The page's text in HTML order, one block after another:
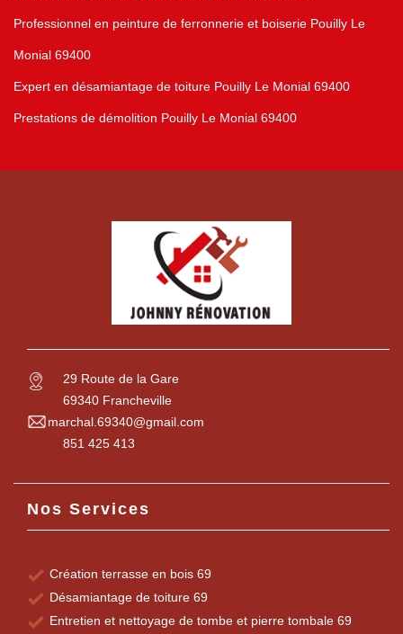
Professionnel en peinture de ferronnerie et boiserie Pouilly Le
Monial 69400
Expert en désamiantage de toiture Pouilly Le Monial 69400
Prestations de démolition Pouilly Le Monial 69400
29 Route de la Gare
69340 Francheville
marchal.69340@gmail.com
851 425 413
Nos Services
Création terrasse en bois 69
Désamiantage de toiture 69
Entretien et nettoyage de tombe et pierre tombale 69